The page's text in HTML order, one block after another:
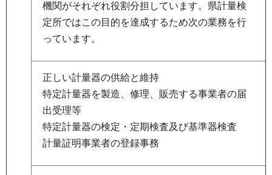
機関がそれぞれ役割分担しています。県計量検
定所ではこの目的を達成するため次の業務を行
っています。
正しい計量器の供給と維持
特定計量器を製造、修理、販売する事業者の届
出受理等
特定計量器の検定・定期検査及び基準器検査
計量証明事業者の登録事務